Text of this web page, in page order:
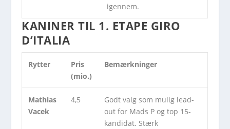
igennem.
KANINER TIL 1. ETAPE GIRO
D’ITALIA
Rytter
Pris
(mio.)
Bemærkninger
Mathias
Vacek
4,5
Godt valg som mulig lead-
out for Mads P og top 15-
kandidat. Stærk